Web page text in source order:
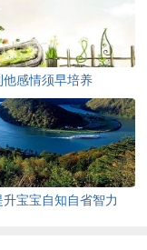
他感情须早培养
升宝宝自知自省智力